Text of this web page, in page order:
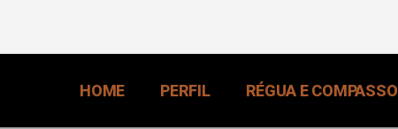
HOME PERFIL RÉGUA E COMPASSO